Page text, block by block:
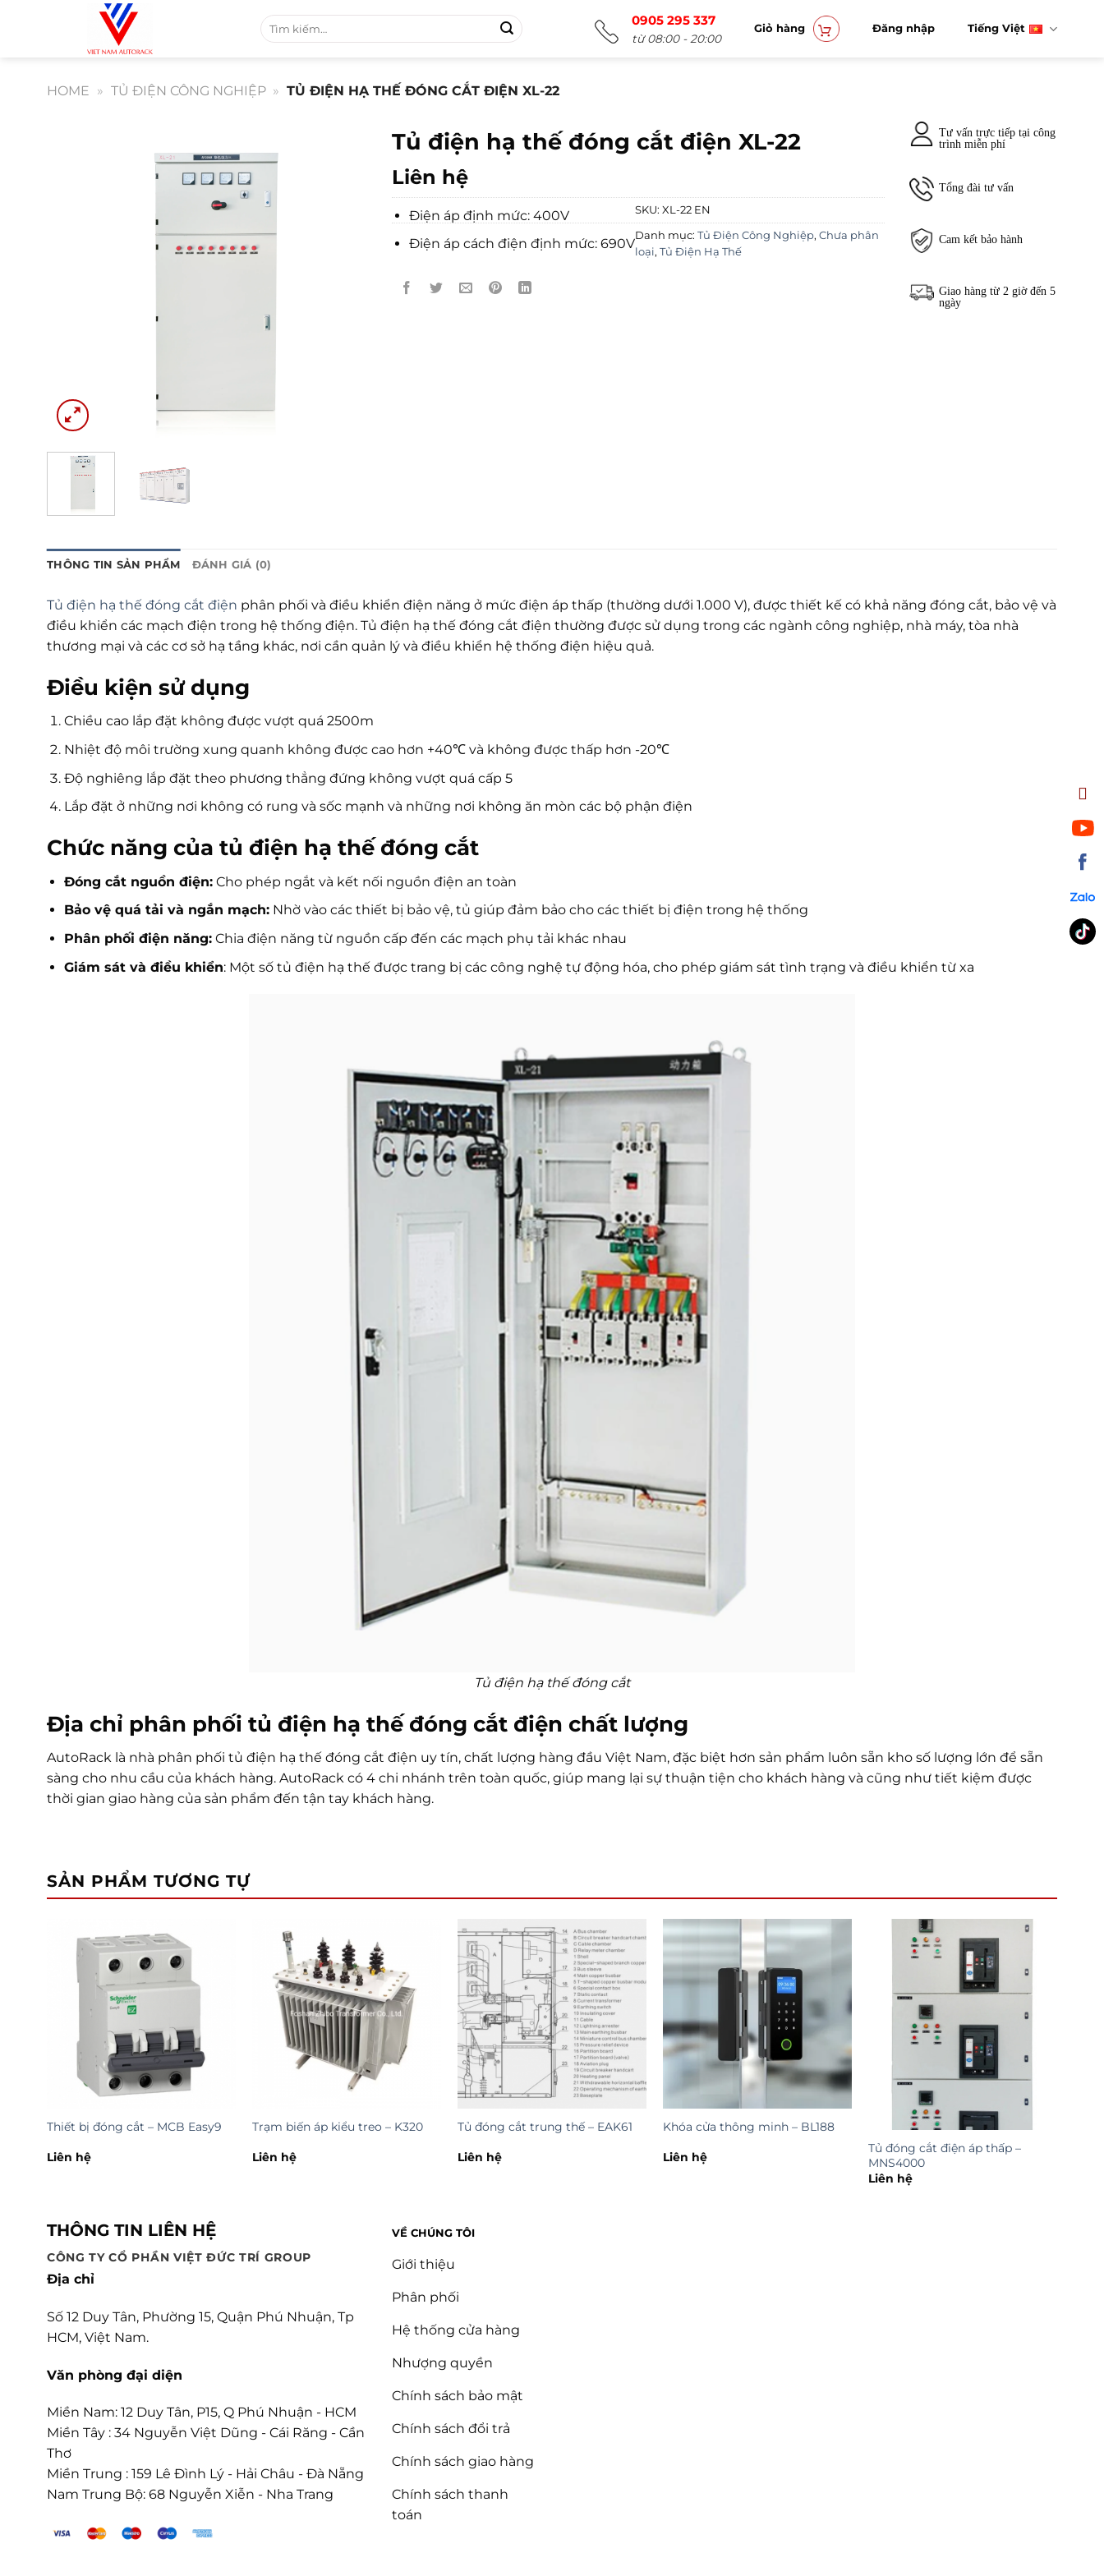
Tìm
kiếm:
0905 295 337
từ 08:00 - 20:00
Giỏ hàng Đăng nhập Tiếng Việt
HOME » TỦ ĐIỆN CÔNG NGHIỆP » TỦ ĐIỆN HẠ THẾ ĐÓNG CẮT ĐIỆN XL-22
Tủ điện hạ thế đóng cắt điện XL-22
Liên hệ
Điện áp định mức: 400V
Điện áp cách điện định mức: 690V
SKU: XL-22 EN
Danh mục: Tủ Điện Công Nghiệp, Chưa phân
loại, Tủ Điện Hạ Thế
Tư vấn trực tiếp tại công
trình miễn phí
Tổng đài tư vấn
Cam kết bảo hành
Giao hàng từ 2 giờ đến 5
ngày
THÔNG TIN SẢN PHẨM ĐÁNH GIÁ (0)
Tủ điện hạ thế đóng cắt điện phân phối và điều khiển điện năng ở mức điện áp thấp (thường dưới 1.000 V), được thiết kế có khả năng đóng cắt, bảo vệ và
điều khiển các mạch điện trong hệ thống điện. Tủ điện hạ thế đóng cắt điện thường được sử dụng trong các ngành công nghiệp, nhà máy, tòa nhà
thương mại và các cơ sở hạ tầng khác, nơi cần quản lý và điều khiển hệ thống điện hiệu quả.
Điều kiện sử dụng
Chiều cao lắp đặt không được vượt quá 2500m
Nhiệt độ môi trường xung quanh không được cao hơn +40℃ và không được thấp hơn -20℃
Độ nghiêng lắp đặt theo phương thẳng đứng không vượt quá cấp 5
Lắp đặt ở những nơi không có rung và sốc mạnh và những nơi không ăn mòn các bộ phận điện
Chức năng của tủ điện hạ thế đóng cắt
Đóng cắt nguồn điện:Cho phép ngắt và kết nối nguồn điện an toàn
Bảo vệ quá tải và ngắn mạch:Nhờ vào các thiết bị bảo vệ, tủ giúp đảm bảo cho các thiết bị điện trong hệ thống
Phân phối điện năng:Chia điện năng từ nguồn cấp đến các mạch phụ tải khác nhau
Giám sát và điều khiển: Một số tủ điện hạ thế được trang bị các công nghệ tự động hóa, cho phép giám sát tình trạng và điều khiển từ xa
Tủ điện hạ thế đóng cắt
Địa chỉ phân phối tủ điện hạ thế đóng cắt điện chất lượng
AutoRack là nhà phân phối tủ điện hạ thế đóng cắt điện uy tín, chất lượng hàng đầu Việt Nam, đặc biệt hơn sản phẩm luôn sẵn kho số lượng lớn để sẵn
sàng cho nhu cầu của khách hàng. AutoRack có 4 chi nhánh trên toàn quốc, giúp mang lại sự thuận tiện cho khách hàng và cũng như tiết kiệm được
thời gian giao hàng của sản phẩm đến tận tay khách hàng.
SẢN PHẨM TƯƠNG TỰ
Thiết bị đóng cắt – MCB Easy9
Liên hệ
Trạm biến áp kiểu treo – K320
Liên hệ
Tủ đóng cắt trung thế – EAK61
Liên hệ
Khóa cửa thông minh – BL188
Liên hệ
Tủ đóng cắt điện áp thấp –
MNS4000
Liên hệ
THÔNG TIN LIÊN HỆ
CÔNG TY CỔ PHẦN VIỆT ĐỨC TRÍ GROUP
Địa chỉ
Số 12 Duy Tân, Phường 15, Quận Phú Nhuận, Tp
HCM, Việt Nam.
Văn phòng đại diện
Miền Nam: 12 Duy Tân, P15, Q Phú Nhuận - HCM
Miền Tây : 34 Nguyễn Việt Dũng - Cái Răng - Cần
Thơ
Miền Trung : 159 Lê Đình Lý - Hải Châu - Đà Nẵng
Nam Trung Bộ: 68 Nguyễn Xiễn - Nha Trang
VỀ CHÚNG TÔI
Giới thiệu
Phân phối
Hệ thống cửa hàng
Nhượng quyền
Chính sách bảo mật
Chính sách đổi trả
Chính sách giao hàng
Chính sách thanh
toán